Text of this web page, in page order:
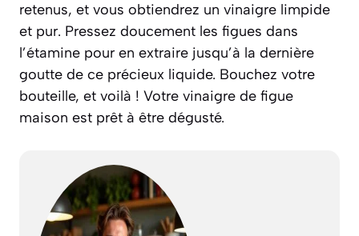
retenus, et vous obtiendrez un vinaigre limpide
et pur. Pressez doucement les figues dans
l’étamine pour en extraire jusqu’à la dernière
goutte de ce précieux liquide. Bouchez votre
bouteille, et voilà ! Votre vinaigre de figue
maison est prêt à être dégusté.